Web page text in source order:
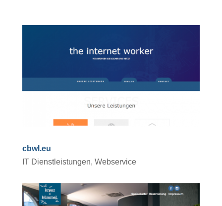
cbwl.eu
IT Dienstleistungen, Webservice